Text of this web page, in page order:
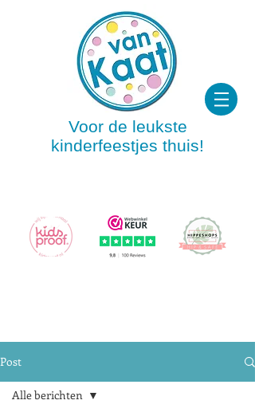
Voor de leukste
kinderfeestjes thuis!
Post
Alle berichten